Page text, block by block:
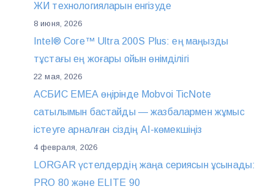
ЖИ технологияларын енгізуде
8 июня, 2026
Intel® Core™ Ultra 200S Plus: ең маңызды
тұстағы ең жоғары ойын өнімділігі
22 мая, 2026
АСБИС EMEA өңірінде Mobvoi TicNote
сатылымын бастайды — жазбалармен жұмыс
істеуге арналған сіздің AI-көмекшіңіз
4 февраля, 2026
LORGAR үстелдердің жаңа сериясын ұсынады:
PRO 80 және ELITE 90